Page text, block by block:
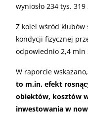
wyniosło 234 tys. 319
Z kolei wśród
kondycji fizycznej
odpowiednio 2,4 mln
W raporcie
to m.in. efekt
obiektów, kosztów
inwestowania w